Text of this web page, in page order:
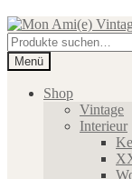
Zur
Navigation
springen
Zum
Inhalt
springen
Suche
nach:
Menü
Shop
Vintage
Interieur